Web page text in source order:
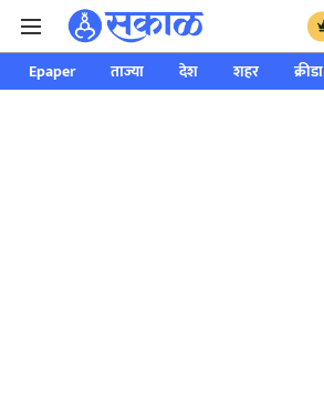
Epaper ताज्या देश शहर क्रीडा